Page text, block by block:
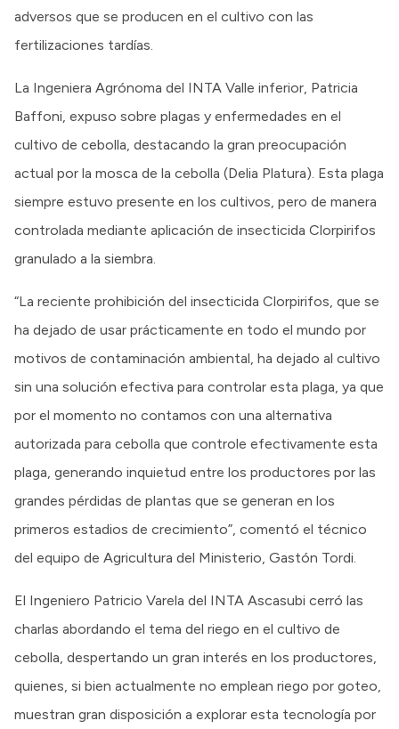
adversos que se producen en el cultivo con las
fertilizaciones tardías.
La Ingeniera Agrónoma del INTA Valle inferior, Patricia
Baffoni, expuso sobre plagas y enfermedades en el
cultivo de cebolla, destacando la gran preocupación
actual por la mosca de la cebolla (Delia Platura). Esta plaga
siempre estuvo presente en los cultivos, pero de manera
controlada mediante aplicación de insecticida Clorpirifos
granulado a la siembra.
“La reciente prohibición del insecticida Clorpirifos, que se
ha dejado de usar prácticamente en todo el mundo por
motivos de contaminación ambiental, ha dejado al cultivo
sin una solución efectiva para controlar esta plaga, ya que
por el momento no contamos con una alternativa
autorizada para cebolla que controle efectivamente esta
plaga, generando inquietud entre los productores por las
grandes pérdidas de plantas que se generan en los
primeros estadios de crecimiento”, comentó el técnico
del equipo de Agricultura del Ministerio, Gastón Tordi.
El Ingeniero Patricio Varela del INTA Ascasubi cerró las
charlas abordando el tema del riego en el cultivo de
cebolla, despertando un gran interés en los productores,
quienes, si bien actualmente no emplean riego por goteo,
muestran gran disposición a explorar esta tecnología por